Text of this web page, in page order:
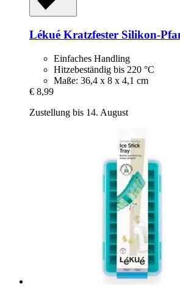
Lékué Kratzfester Silikon-​
Einfaches Handling
Hitzebeständig bis 220 °C
Maße: 36,4 x 8 x 4,1 cm
€ 8,99
Zustellung bis 14. August